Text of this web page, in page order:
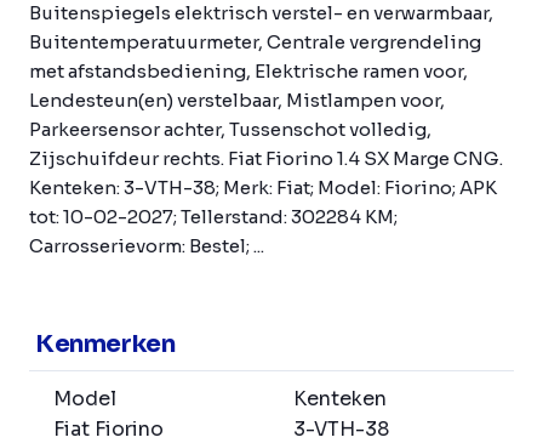
Buitenspiegels elektrisch verstel- en verwarmbaar,
Buitentemperatuurmeter, Centrale vergrendeling
met afstandsbediening, Elektrische ramen voor,
Lendesteun(en) verstelbaar, Mistlampen voor,
Parkeersensor achter, Tussenschot volledig,
Zijschuifdeur rechts. Fiat Fiorino 1.4 SX Marge CNG.
Kenteken: 3-VTH-38; Merk: Fiat; Model: Fiorino; APK
tot: 10-02-2027; Tellerstand: 302284 KM;
Carrosserievorm: Bestel; ...
Kenmerken
Model
Fiat Fiorino
Kenteken
3-VTH-38